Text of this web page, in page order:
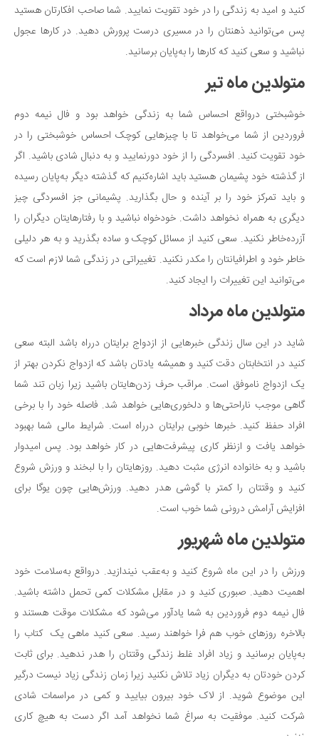
کنید و امید به زندگی را در خود تقویت نمایید. شما صاحب افکارتان هستید
پس می‌توانید ذهنتان را در مسیری درست پرورش دهید. در کارها عجول
نباشید و سعی کنید که کارها را به‌پایان برسانید.
متولدین ماه تیر
خوشبختی درواقع احساس شما به زندگی خواهد بود و فال نیمه دوم
فروردین از شما می‌خواهد تا با چیزهایی کوچک احساس خوشبختی را در
خود تقویت کنید. افسردگی را از خود دورنمایید و به دنبال شادی باشید. اگر
از گذشته خود پشیمان هستید باید اشاره‌کنیم که گذشته دیگر به‌پایان رسیده
و باید تمرکز خود را بر آینده و حال بگذارید. پشیمانی جز افسردگی چیز
دیگری به همراه نخواهد داشت. خودخواه نباشید و با رفتارهایتان دیگران را
آزرده‌خاطر نکنید. سعی کنید از مسائل کوچک و ساده بگذرید و به هر دلیلی
خاطر خود و اطرافیانتان را مکدر نکنید. تغییراتی در زندگی شما لازم است که
می‌توانید این تغییرات را ایجاد کنید.
متولدین ماه مرداد
شاید در این سال زندگی خبرهایی از ازدواج برایتان درراه باشد البته سعی
کنید در انتخابتان دقت کنید و همیشه یادتان باشد که ازدواج نکردن بهتر از
یک ازدواج ناموفق است. مراقب حرف زدن‌هایتان باشید زیرا زبان تند شما
گاهی موجب ناراحتی‌ها و دلخوری‌هایی خواهد شد. فاصله خود را با برخی
افراد حفظ کنید. خبرها خوبی برایتان درراه است. شرایط مالی شما بهبود
خواهد یافت و ازنظر کاری پیشرفت‌هایی در کار خواهد بود. پس امیدوار
باشید و به خانواده انرژی مثبت دهید. روزهایتان را با لبخند و ورزش شروع
کنید و وقتتان را کمتر با گوشی هدر دهید. ورزش‌هایی چون یوگا برای
افزایش آرامش درونی شما خوب است.
متولدین ماه شهریور
ورزش را در این ماه شروع کنید و به‌عقب نیندازید. درواقع به‌سلامت خود
اهمیت دهید. صبوری کنید و در مقابل مشکلات کمی تحمل داشته باشید.
فال نیمه دوم فروردین به شما یادآور می‌شود که مشکلات موقت هستند و
بالاخره روزهای خوب هم فرا خواهند رسید. سعی کنید ماهی یک کتاب را
به‌پایان برسانید و زیاد افراد غلط زندگی وقتتان را هدر ندهید. برای ثابت
کردن خودتان به دیگران زیاد تلاش نکنید زیرا زمان زندگی زیاد نیست درگیر
این موضوع شوید. از لاک خود بیرون بیایید و کمی در مراسمات شادی
شرکت کنید. موفقیت به سراغ شما نخواهد آمد اگر دست به هیچ کاری